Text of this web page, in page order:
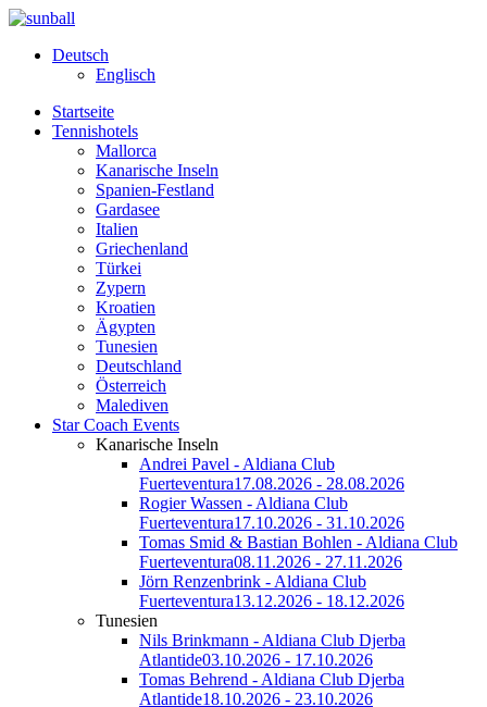
Deutsch
Englisch
Startseite
Tennishotels
Mallorca
Kanarische Inseln
Spanien-Festland
Gardasee
Italien
Griechenland
Türkei
Zypern
Kroatien
Ägypten
Tunesien
Deutschland
Österreich
Malediven
Star Coach Events
Kanarische Inseln
Andrei Pavel - Aldiana Club
Fuerteventura17.08.2026 - 28.08.2026
Rogier Wassen - Aldiana Club
Fuerteventura17.10.2026 - 31.10.2026
Tomas Smid & Bastian Bohlen - Aldiana Club
Fuerteventura08.11.2026 - 27.11.2026
Jörn Renzenbrink - Aldiana Club
Fuerteventura13.12.2026 - 18.12.2026
Tunesien
Nils Brinkmann - Aldiana Club Djerba
Atlantide03.10.2026 - 17.10.2026
Tomas Behrend - Aldiana Club Djerba
Atlantide18.10.2026 - 23.10.2026